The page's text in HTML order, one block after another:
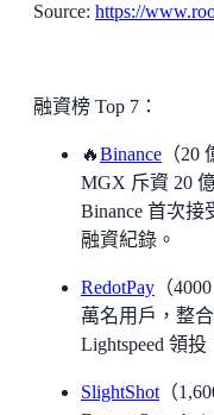
Source: https://
融資榜 Top 7：
🔥Binance （
MGX 斥資 20
Binance 首次
融資紀錄。
RedotPay （
萬名用戶，整
Lightspeed 領投
SlightShot （